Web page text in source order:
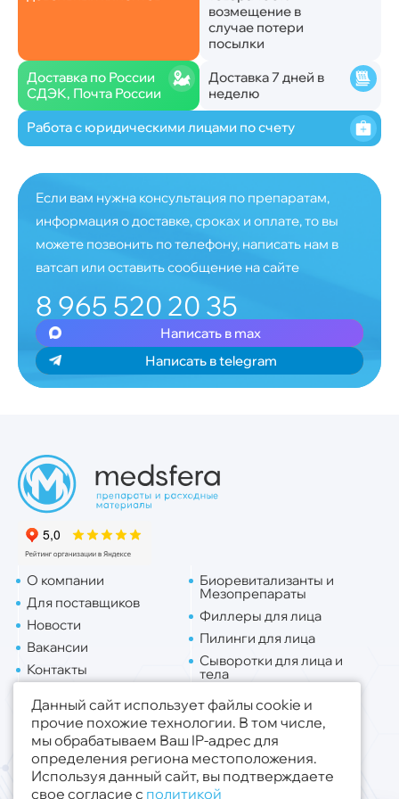
возмещение в
случае потери
посылки
Доставка по России
СДЭК, Почта России
Доставка 7 дней в
неделю
Работа с юридическими лицами по счету
Если вам нужна консультация по препаратам,
информация о доставке, сроках и оплате, то вы
можете позвонить по телефону, написать нам в
ватсап или оставить сообщение на сайте
8 965 520 20 35
Написать в max
Написать в telegram
О компании
Для поставщиков
Новости
Вакансии
Контакты
Биоревитализанты и
Мезопрепараты
Филлеры для лица
Пилинги для лица
Сыворотки для лица и
тела
Липо. для лица
Липо. для тела
Публичная оферта
Политика конфиденциальности
© 2019 - 2026 ООО «Медсфера Трейд»
Данный сайт использует файлы cookie и
прочие похожие технологии. В том числе,
мы обрабатываем Ваш IP-адрес для
определения региона местоположения.
Используя данный сайт, вы подтверждаете
свое согласие с политикой